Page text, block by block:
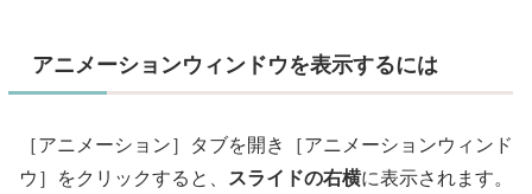
アニメーションウィンドウを表示するには
［アニメーション］タブを開き［アニメーションウィンド
ウ］をクリックすると、 スライドの右横に表示されます。